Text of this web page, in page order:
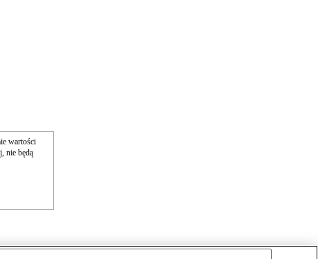
wartości
nie będą